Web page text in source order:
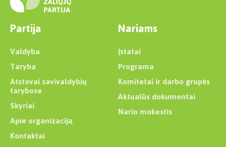
Partija
Valdyba
Taryba
Atstovai savivaldybių
tarybose
Skyriai
Apie organizaciją
Kontaktai
Nariams
Įstatai
Programa
Komitetai ir darbo grupės
Aktualūs dokumentai
Nario mokestis